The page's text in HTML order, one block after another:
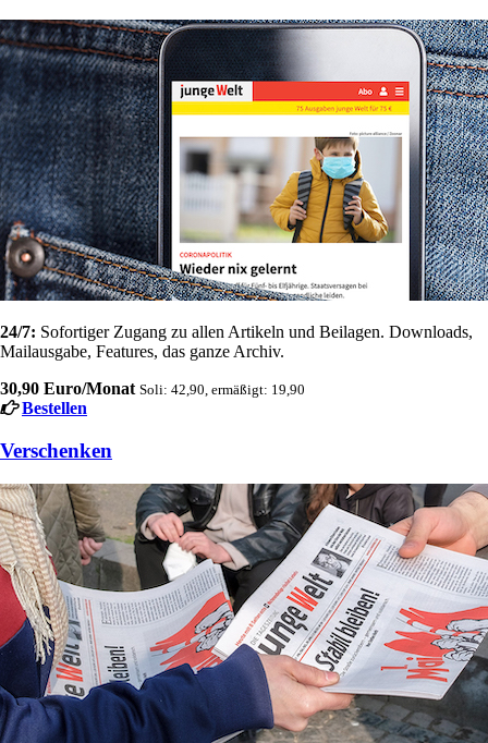
24/7: Sofortiger Zugang zu allen Artikeln und Beilagen. Downloads,
Mailausgabe, Features, das ganze Archiv.
30,90 Euro/Monat Soli: 42,90, ermäßigt: 19,90
Bestellen
Verschenken